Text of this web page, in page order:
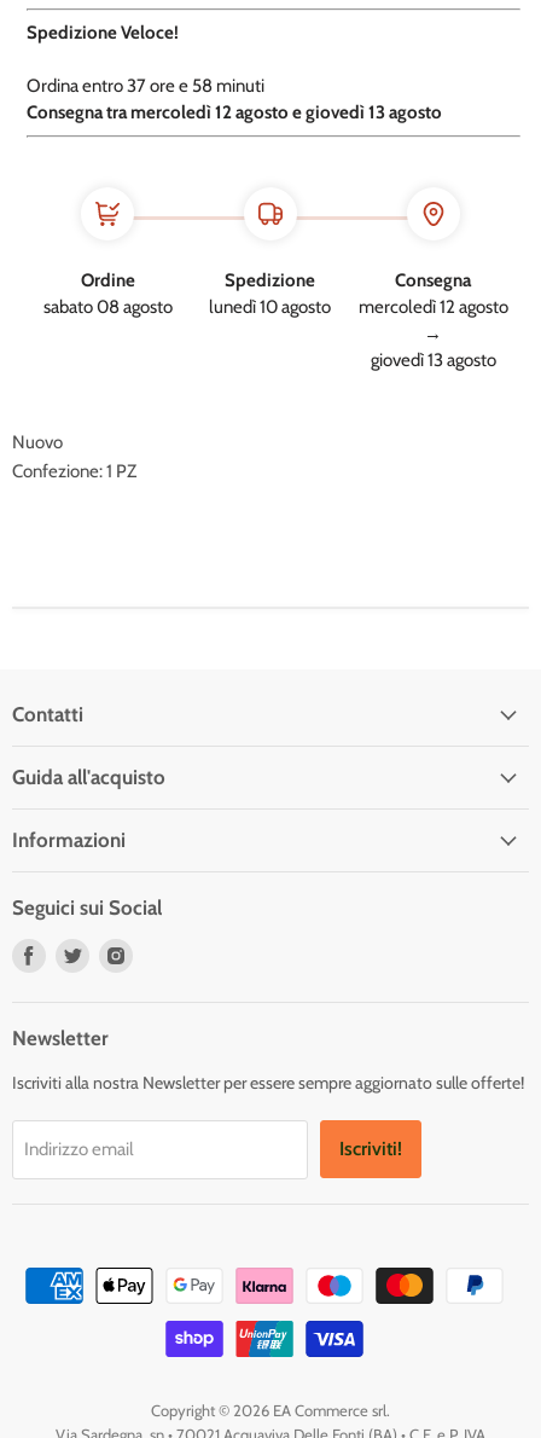
Spedizione Veloce!
Ordina entro37 ore e 58 minuti
​Consegna tra mercoledì 12 agosto e giovedì 13 agosto
Ordine
sabato 08 agosto
Spedizione
lunedì 10 agosto
Consegna
mercoledì 12 agosto
→
giovedì 13 agosto
Nuovo
Confezione: 1 PZ
Contatti
Guida all'acquisto
Informazioni
Seguici sui Social
Trovaci
Trovaci
Newsletter
Iscriviti alla nostra Newsletter per essere sempre aggiornato sulle offerte!
Indirizzo email Iscriviti!
Copyright © 2026 EA Commerce srl.